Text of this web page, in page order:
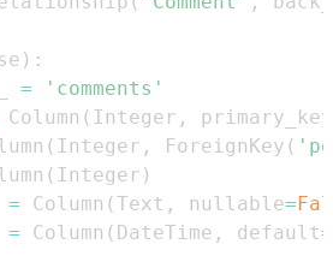
) :
=
'comments'
Column ( Integer ,
primary_key
( Integer , ForeignKey (
( Integer )
= Column (Text , nullable=
= Column ( DateTime , default=